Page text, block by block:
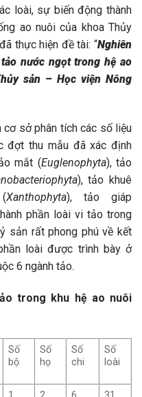
loài, sự biến động thành
ao nuôi của khoa Thủy
thực hiện đề tài: “Nghiên
nước ngọt trong hệ ao
sản – Học viện Nông
sở phân tích các số liệu
đợt thu mẫu đã xác định
mắt (Euglenophyta), tảo
), tảo khuê
Xanthophyta), tảo giáp
phần loài vi tảo trong
sản rất phong phú về kết
loài được trình bày ở
6 ngành tảo.
trong khu hệ ao nuôi
Số
bộ
Số
họ
Số
chi
Số
loài